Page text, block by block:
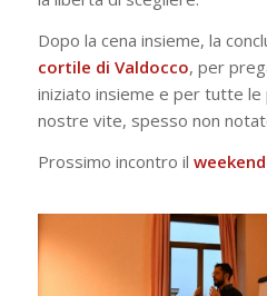
Dopo la cena insieme, la
cortile di Valdocco, per
iniziato insieme e per tutte le
nostre vite, spesso non
Prossimo incontro il